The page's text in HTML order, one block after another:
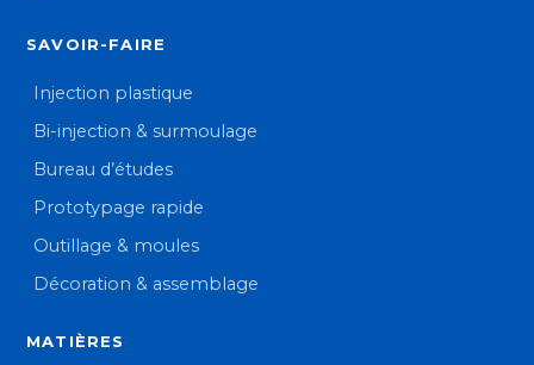
SAVOIR-FAIRE
Injection plastique
Bi-injection & surmoulage
Bureau d’études
Prototypage rapide
Outillage & moules
Décoration & assemblage
MATIÈRES